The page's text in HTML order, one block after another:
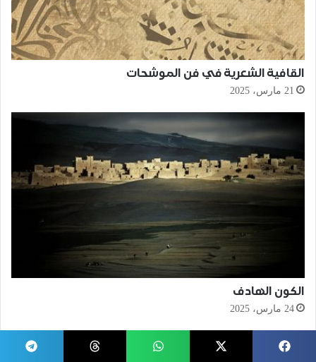
القافية الشعرية في فن الموشحات
21 مارس، 2025
الكون الهادف
24 مارس، 2025